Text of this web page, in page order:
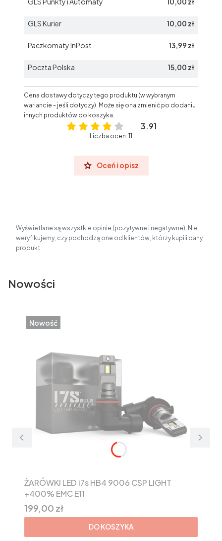
GLS Kurier 10,00 zł
Paczkomaty InPost 13,99 zł
Poczta Polska 15,00 zł
Cena dostawy dotyczy tego produktu (w wybranym
wariancie - jeśli dotyczy). Może się ona zmienić po dodaniu
innych produktów do koszyka.
3.91
Liczba ocen: 11
Oceń i opisz
Wyświetlane są wszystkie opinie (pozytywne i negatywne). Nie
weryfikujemy, czy pochodzą one od klientów, którzy kupili dany
produkt.
Nowości
Nowość
ŻARÓWKI LED i7s HB4 9006 CSP LIGHT
+400% EMC E11
Cena brutto
199,00 zł
DO KOSZYKA